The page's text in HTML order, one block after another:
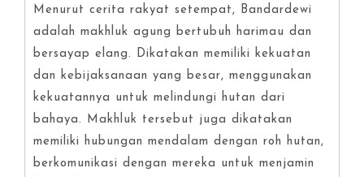
Menurut cerita rakyat setempat, Bandardewi
adalah makhluk agung bertubuh harimau dan
bersayap elang. Dikatakan memiliki kekuatan
dan kebijaksanaan yang besar, menggunakan
kekuatannya untuk melindungi hutan dari
bahaya. Makhluk tersebut juga dikatakan
memiliki hubungan mendalam dengan roh hutan,
berkomunikasi dengan mereka untuk menjamin